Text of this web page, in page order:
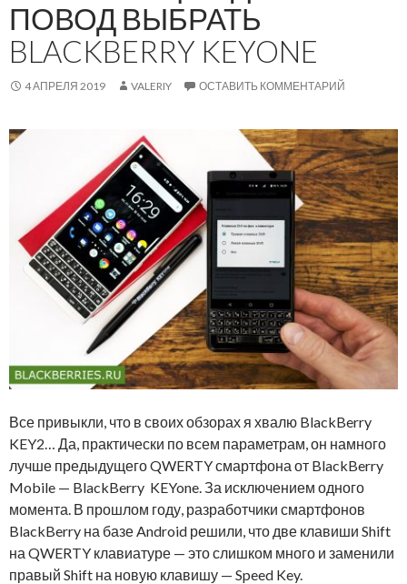
ПОВОД ВЫБРАТЬ
BLACKBERRY KEYONE
4 АПРЕЛЯ 2019 VALERIY ОСТАВИТЬ КОММЕНТАРИЙ
Все привыкли, что в своих обзорах я хвалю BlackBerry
KEY2… Да, практически по всем параметрам, он намного
лучше предыдущего QWERTY смартфона от BlackBerry
Mobile — BlackBerry KEYone. За исключением одного
момента. В прошлом году, разработчики смартфонов
BlackBerry на базе Android решили, что две клавиши Shift
на QWERTY клавиатуре — это слишком много и заменили
правый Shift на новую клавишу — Speed Key.